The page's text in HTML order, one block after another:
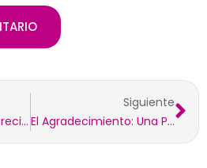
Cómo Potenciar el Crecimiento Profesional de los Jóvenes en tu Empresa
Siguiente
El Agradecimiento: Una Práctica Transformadora para el Bienestar Emocional